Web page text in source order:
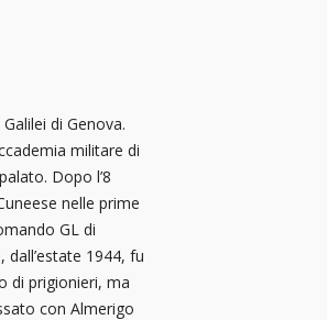
di Genova.
militare di
Dopo l’8
nelle prime
GL di
1944, fu
di prigionieri, ma
con Almerigo